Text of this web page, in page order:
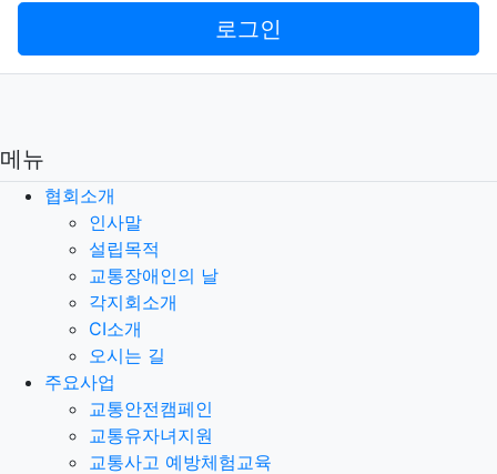
로그인
메뉴
협회소개
인사말
설립목적
교통장애인의 날
각지회소개
CI소개
오시는 길
주요사업
교통안전캠페인
교통유자녀지원
교통사고 예방체험교육